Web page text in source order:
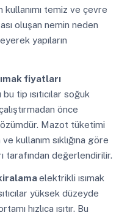
kullanımı temiz ve çevre
oluşan nemin neden
yapıların
fiyatları
tip ısıtıcılar soğuk
önce
Mazot tüketimi
kullanım sıklığına göre
tarafından değerlendirilir.
elektrikli ısımak
yüksek düzeyde
hızlıca ısıtır. Bu